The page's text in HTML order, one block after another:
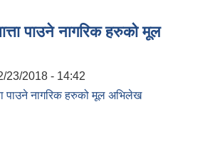
पाउने नागरिक हरुको मूल
23/2018 - 14:42
पाउने नागरिक हरुको मूल अभिलेख